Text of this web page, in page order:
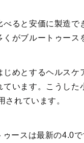
ると安価に製造
がブルートゥース
めとするヘルス
います。こうした
されています。
ースは最新の4.0